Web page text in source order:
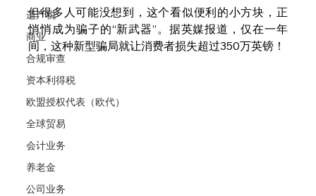
遗产税
商业
合规审查
资本利得税
欧盟授权代表（欧代）
全球贸易
会计业务
养老金
公司业务
但很多人可能没想到，这个看似便利的小方块，正
悄悄成为骗子的“新武器”。据英媒报道，仅在一年
间，这种新型骗局就让消费者损失超过350万英镑！